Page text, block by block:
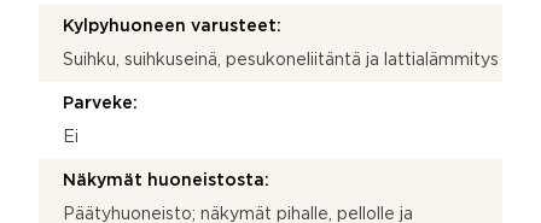
Kylpyhuoneen varusteet:
Suihku, suihkuseinä, pesukoneliitäntä ja lattialämmitys
Parveke:
Ei
Näkymät huoneistosta:
Päätyhuoneisto; näkymät pihalle, pellolle ja